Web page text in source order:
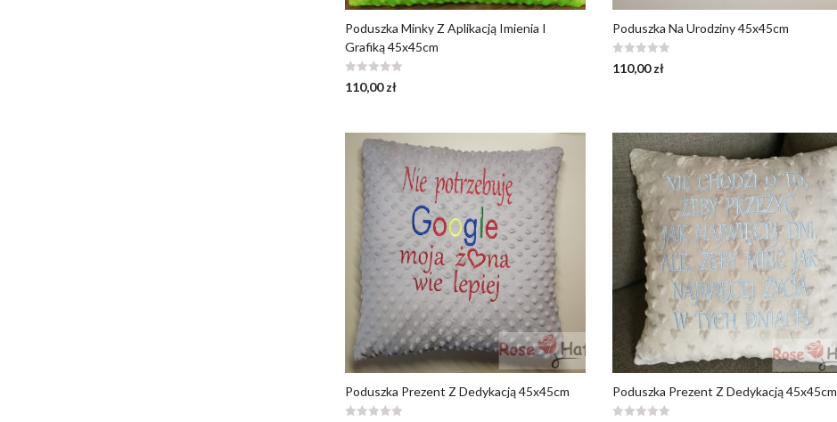
Poduszka Minky Z Aplikacją Imienia I
Grafiką 45x45cm
110,00zł
Poduszka Na Urodziny 45x45cm
110,00zł
Poduszka Prezent Z Dedykacją 45x45cm Poduszka Prezent Z Dedykacją 45x45cm